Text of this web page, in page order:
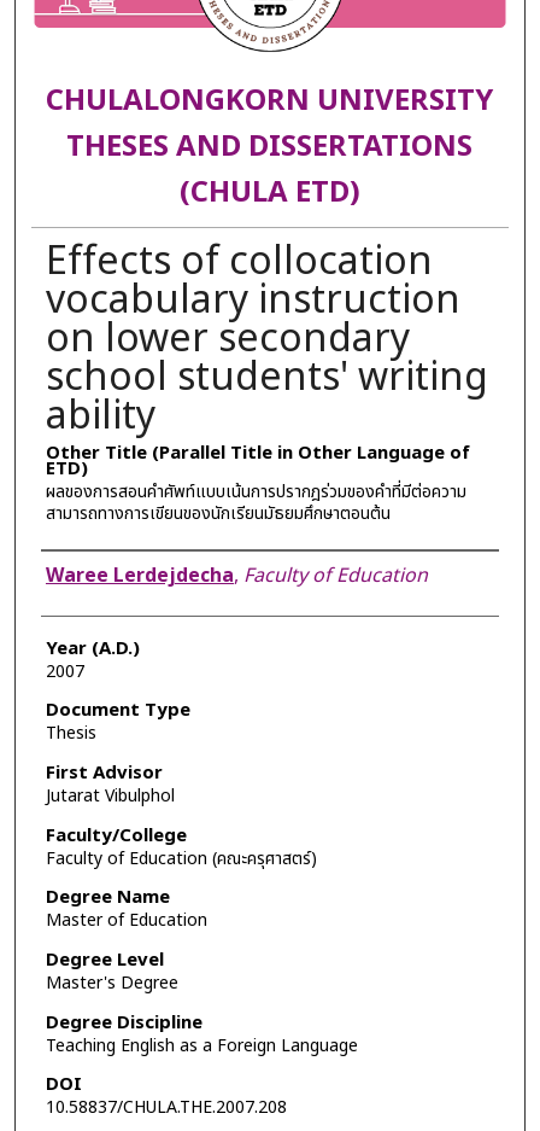
CHULALONGKORN UNIVERSITY
THESES AND DISSERTATIONS
(CHULA ETD)
Effects of collocation
vocabulary instruction
on lower secondary
school students' writing
ability
Other Title (Parallel Title in Other Language of
ETD)
ผลของการสอนคำศัพท์แบบเน้นการปรากฎร่วมของคำที่มีต่อความ
สามารถทางการเขียนของนักเรียนมัธยมศึกษาตอนต้น
Author
Waree Lerdejdecha, Faculty of Education
Year (A.D.)
2007
Document Type
Thesis
First Advisor
Jutarat Vibulphol
Faculty/College
Faculty of Education (คณะครุศาสตร์)
Degree Name
Master of Education
Degree Level
Master's Degree
Degree Discipline
Teaching English as a Foreign Language
DOI
10.58837/CHULA.THE.2007.208